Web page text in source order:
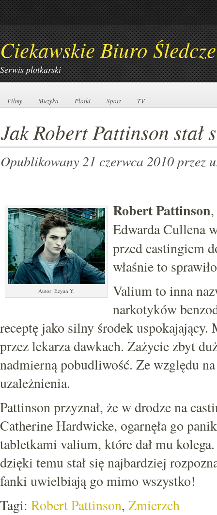
Ciekawskie Biuro Śledcze
Serwis plotkarski
Filmy
Filmy Muzyka
Muzyka Plotki
Plotki Sport
Sport TV
TV
Jak Robert Pattinson stał
Opublikowany 21 czerwca 2010przez
Autor: Ezyan Y.
Robert Pattinson
Edwarda Cullena
przed castingiem
właśnie to
Valium to inna
narkotyków
receptę jako silny środek
przez lekarza dawkach. Zażycie zbyt
nadmierną pobudliwość. Ze względu
uzależnienia.
Pattinson przyznał, że w drodze na
Catherine Hardwicke, ogarnęła go
tabletkami valium, które dał mu
dzięki temu stał się najbardziej
fanki uwielbiają go mimo wszystko!
Tagi: Robert Pattinson, Zmierzch